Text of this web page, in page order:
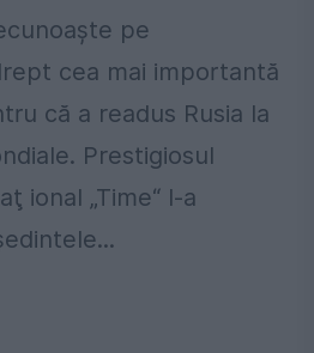
pe
cea mai importantă
că a readus Rusia la
Prestigiosul
ional „Time“ l-a